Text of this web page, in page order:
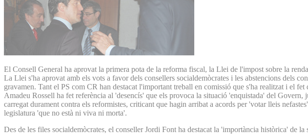
El Consell General ha aprovat la primera pota de la reforma fiscal, la Llei de l'impost sobre la
La Llei s'ha aprovat amb els vots a favor dels consellers socialdemòcrates i les abstencions dels
gravamen. Tant el PS com CR han destacat l'important treball en comissió que s'ha realitzat i el
Amadeu Rossell ha fet referència al 'desencís' que els provoca la situació 'enquistada' del
carregat durament contra els reformistes, criticant que hagin arribat a acords per 'votar lleis
legislatura 'que no està ni viva ni morta'.
Des de les files socialdemòcrates, el conseller Jordi Font ha destacat la 'importància històrica' de